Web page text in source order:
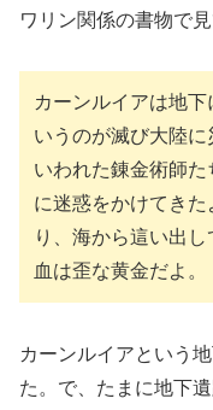
ワリン関係の書物で見
カーンルイアは地
いうのが滅び大陸
いわれた錬金術師
に迷惑をかけてき
り、海から這い出
血は歪な黄金だよ。
カーンルイアという
た。で、たまに地下